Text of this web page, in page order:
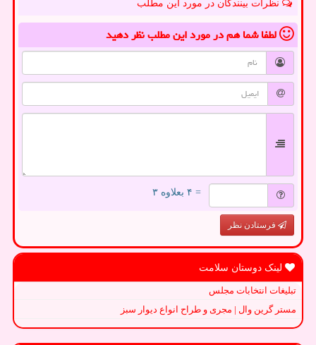
نظرات بینندگان در مورد این مطلب
لطفا شما همدر مورد این مطلبنظر دهید
= ۴ بعلاوه ۳
فرستادن نظر
لینک دوستان سلامت
تبلیغات انتخابات مجلس
مستر گرین وال | مجری و طراح انواع دیوار سبز